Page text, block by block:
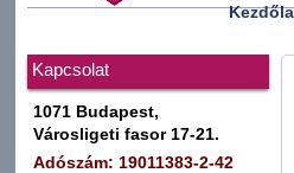
Kapcsolat
1071 Budapest,
Városligeti fasor 17-21.
Adószám: 19011383-2-42